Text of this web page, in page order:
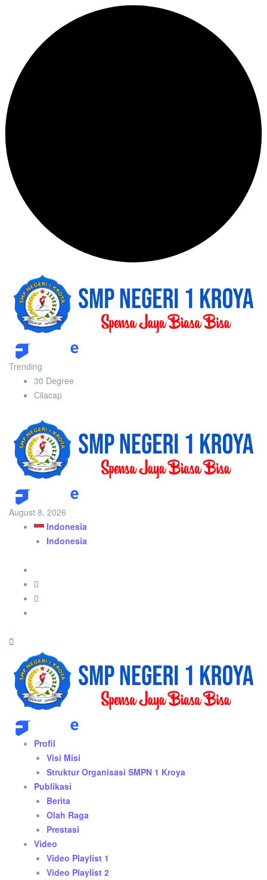
Trending
30 Degree
Cilacap
August 8, 2026
Indonesia
Indonesia
Profil
Visi Misi
Struktur Organisasi SMPN 1 Kroya
Publikasi
Berita
Olah Raga
Prestasi
Video
Video Playlist 1
Video Playlist 2